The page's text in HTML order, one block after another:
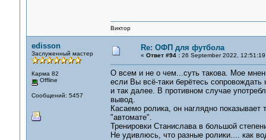
Виктор
edisson
Заслуженный мастер
Карма 82
Offline
Сообщений: 5457
Re: ОФП для футбола
« Ответ #94 :26 September 2022, 12:51:19
О всем и не о чем...суть такова. Мое
если Вы всё-таки берётесь
и так далее. В противном случае
вывод.
Касаемо ролика, он наглядно
"автомате".
Тренировки Станислава в большой
Не удивлюсь, что разные ролики.... как